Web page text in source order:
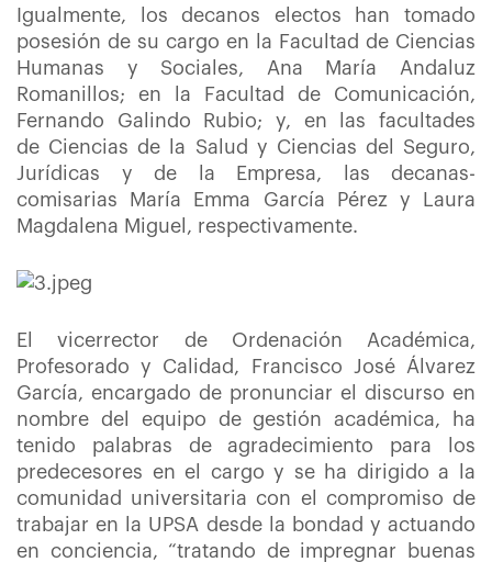
Igualmente, los decanos electos han tomado
posesión de su cargo en la Facultad de Ciencias
Humanas y Sociales, Ana María Andaluz
Romanillos; en la Facultad de Comunicación,
Fernando Galindo Rubio; y, en las facultades
de Ciencias de la Salud y Ciencias del Seguro,
Jurídicas y de la Empresa, las decanas-
comisarias María Emma García Pérez y Laura
Magdalena Miguel, respectivamente.
El vicerrector de Ordenación Académica,
Profesorado y Calidad, Francisco José Álvarez
García, encargado de pronunciar el discurso en
nombre del equipo de gestión académica, ha
tenido palabras de agradecimiento para los
predecesores en el cargo y se ha dirigido a la
comunidad universitaria con el compromiso de
trabajar en la UPSA desde la bondad y actuando
en conciencia, “tratando de impregnar buenas